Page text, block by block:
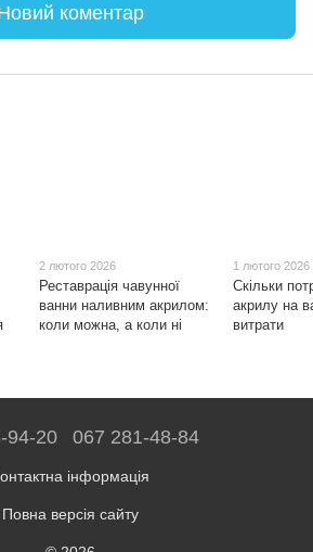
коментар
2 лютого 2026
Реставрація чавунної
ванни наливним акрилом:
коли можна, а коли ні
1 лютого 2026
Скільки
акрилу на
витрати
94-20 067 281-48-84
інформація
Повна версія сайту